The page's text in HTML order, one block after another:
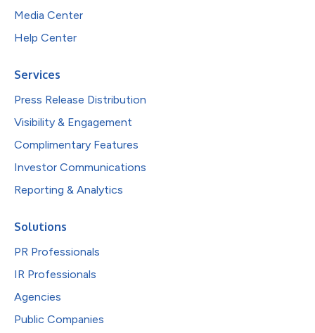
Media Center
Help Center
Services
Press Release Distribution
Visibility & Engagement
Complimentary Features
Investor Communications
Reporting & Analytics
Solutions
PR Professionals
IR Professionals
Agencies
Public Companies